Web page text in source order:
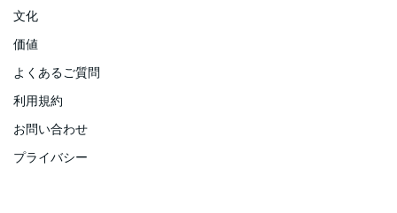
文化
価値
よくあるご質問
利用規約
お問い合わせ
プライバシー